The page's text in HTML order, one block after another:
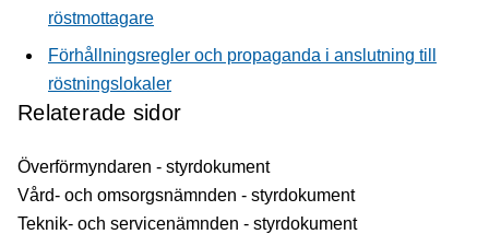
röstmottagare
Förhållningsregler och propaganda i anslutning till
röstningslokaler
Relaterade sidor
Överförmyndaren - styrdokument
Vård- och omsorgsnämnden - styrdokument
Teknik- och servicenämnden - styrdokument